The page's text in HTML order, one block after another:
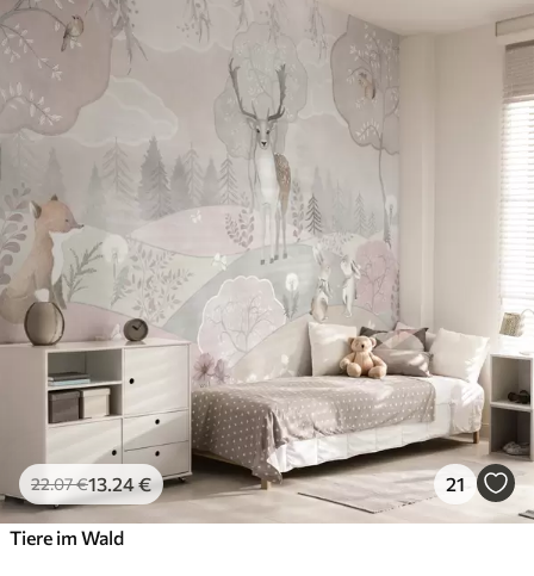
22.07€13 .24€ 21
Tiere im Wald